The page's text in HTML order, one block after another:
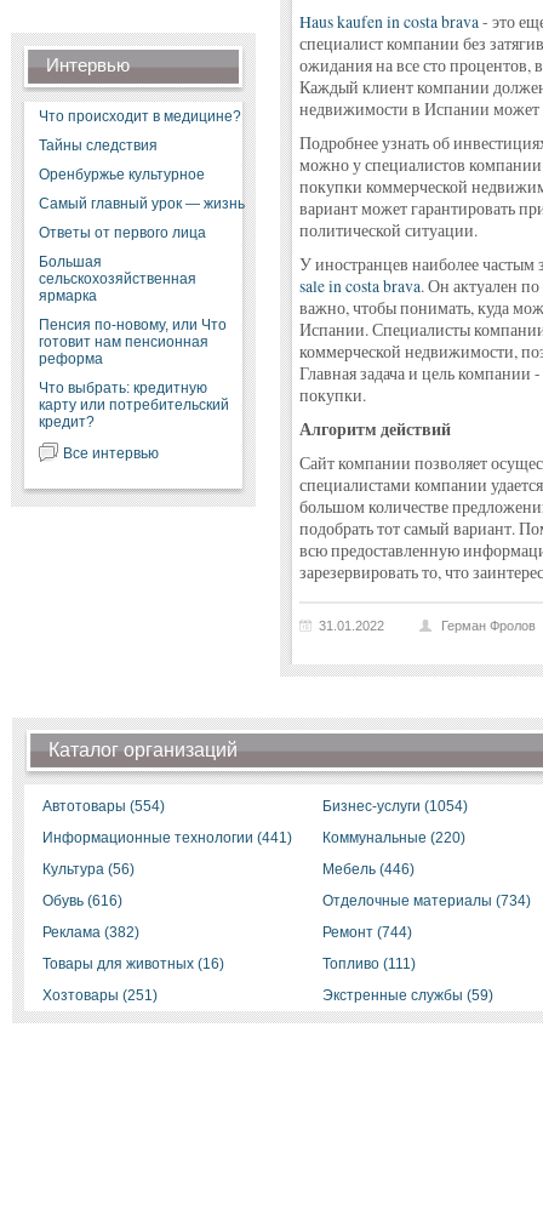
Интервью
Что происходит в медицине?
Тайны следствия
Оренбуржье культурное
Самый главный урок — жизнь
Ответы от первого лица
Большая
сельскохозяйственная
ярмарка
Пенсия по-новому, или Что
готовит нам пенсионная
реформа
Что выбрать: кредитную
карту или потребительский
кредит?
Все интервью
Haus kaufen in costa brava- это
специалист компании без
ожидания на все сто процентов,
Каждый клиент компании
недвижимости в Испании может
Подробнее узнать об
можно у специалистов
покупки коммерческой
вариант может гарантировать
политической ситуации.
У иностранцев наиболее
sale in costa brava. Он актуален
важно, чтобы понимать, куда
Испании. Специалисты
коммерческой недвижимости,
Главная задача и цель компании
покупки.
Алгоритм действий
Сайт компании позволяет
специалистами компании
большом количестве
подобрать тот самый вариант.
всю предоставленную
зарезервировать то, что
31.01.2022 Герман Фролов
Каталог организаций
Автотовары (554)
Бизнес-услуги (1054)
Информационные технологии (441)
Коммунальные (220)
Культура (56)
Мебель (446)
Обувь (616)
Отделочные материалы (734)
Реклама (382)
Ремонт (744)
Товары для животных (16)
Топливо (111)
Хозтовары (251)
Экстренные службы (59)